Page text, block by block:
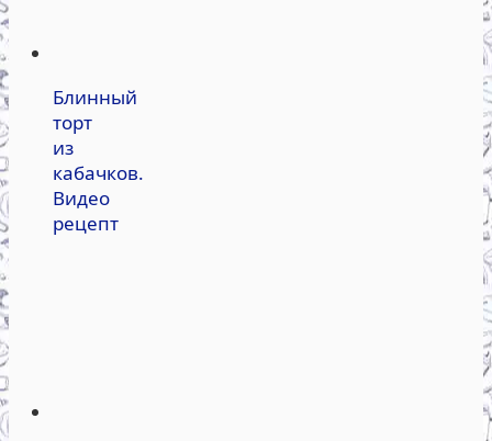
Блинный
торт
из
кабачков.
Видео
рецепт